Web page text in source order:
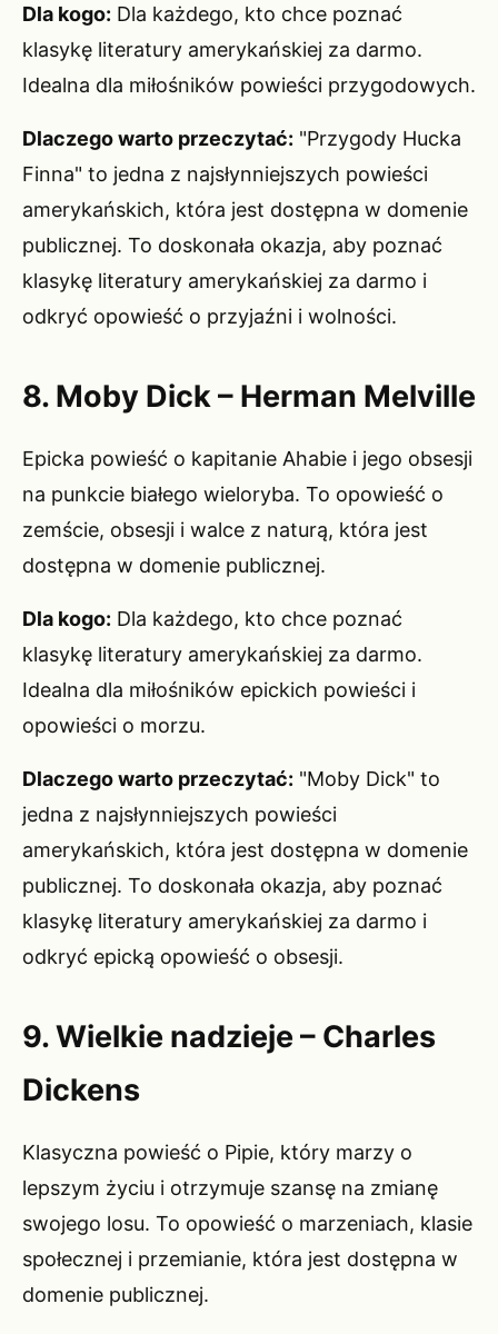
Dla kogo: Dla każdego, kto chce poznać
klasykę literatury amerykańskiej za darmo.
Idealna dla miłośników powieści przygodowych.
Dlaczego warto przeczytać: "Przygody Hucka
Finna" to jedna z najsłynniejszych powieści
amerykańskich, która jest dostępna w domenie
publicznej. To doskonała okazja, aby poznać
klasykę literatury amerykańskiej za darmo i
odkryć opowieść o przyjaźni i wolności.
8. Moby Dick – Herman Melville
Epicka powieść o kapitanie Ahabie i jego obsesji
na punkcie białego wieloryba. To opowieść o
zemście, obsesji i walce z naturą, która jest
dostępna w domenie publicznej.
Dla kogo: Dla każdego, kto chce poznać
klasykę literatury amerykańskiej za darmo.
Idealna dla miłośników epickich powieści i
opowieści o morzu.
Dlaczego warto przeczytać: "Moby Dick" to
jedna z najsłynniejszych powieści
amerykańskich, która jest dostępna w domenie
publicznej. To doskonała okazja, aby poznać
klasykę literatury amerykańskiej za darmo i
odkryć epicką opowieść o obsesji.
9. Wielkie nadzieje – Charles
Dickens
Klasyczna powieść o Pipie, który marzy o
lepszym życiu i otrzymuje szansę na zmianę
swojego losu. To opowieść o marzeniach, klasie
społecznej i przemianie, która jest dostępna w
domenie publicznej.